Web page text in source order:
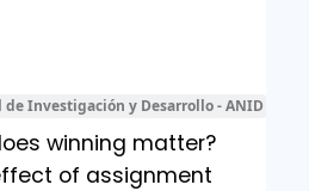
de Investigación y Desarrollo - ANID
winning matter?
of assignment